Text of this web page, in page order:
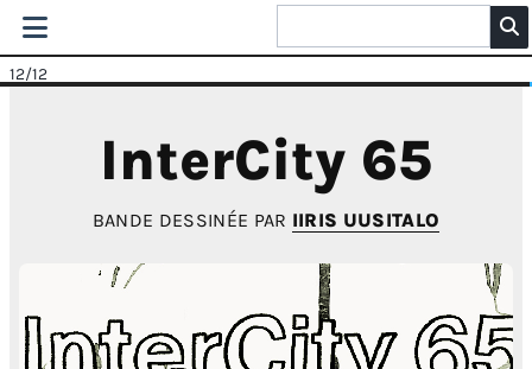
12/12
InterCity 65
BANDE DESSINÉE PAR IIRIS UUSITALO